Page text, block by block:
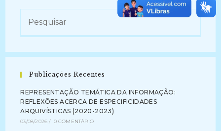
Publicações Recentes
REPRESENTAÇÃO TEMÁTICA DA INFORMAÇÃO:
REFLEXÕES ACERCA DE ESPECIFICIDADES
ARQUIVÍSTICAS (2020-2023)
03/08/2026 / 0 COMENTÁRIO